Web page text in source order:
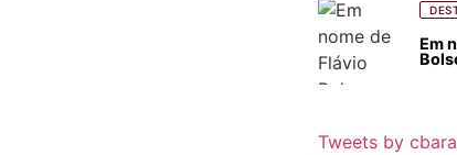
Em
Tweets by